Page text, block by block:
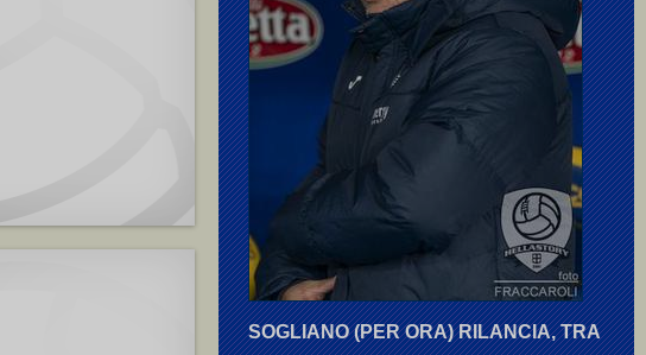
SOGLIANO (PER ORA) RILANCIA, TRA